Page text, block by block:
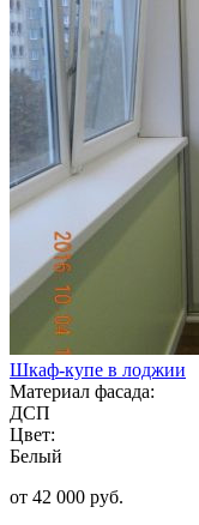
Шкаф-купе в лоджии
Материал фасада:
ДСП
Цвет:
Белый
от 42 000 руб.